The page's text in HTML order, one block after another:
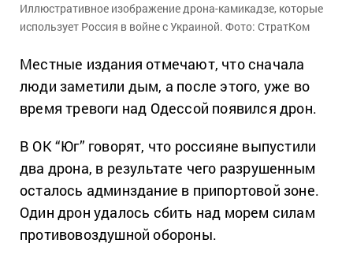
Иллюстративное изображение дрона-камикадзе, которые
использует Россия в войне с Украиной. Фото: СтратКом
Местные издания отмечают, что сначала
люди заметили дым, а после этого, уже во
время тревоги над Одессой появился дрон.
В ОК “Юг” говорят, что россияне выпустили
два дрона, в результате чего разрушенным
осталось админздание в припортовой зоне.
Один дрон удалось сбить над морем силам
противовоздушной обороны.